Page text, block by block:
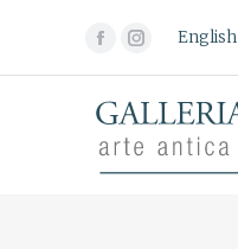
Facebook
page
opens
in
new
Instagram
page
opens
in
new
English